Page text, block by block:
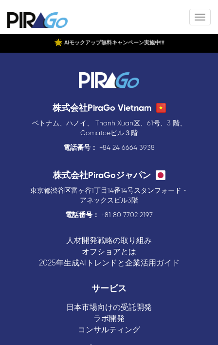
AIモックアップ無料キャンペーン実施中!!!
株式会社PiraGo Vietnam
ベトナム、ハノイ、 Thanh Xuan区、61号、3 階、
Comatceビル３階
電話番号：
+84 24 6664 3938
株式会社PiraGoジャパン
東京都渋谷区富ヶ谷1丁目14番14号スタンフォード・
アネックスビル3階
電話番号：
+81 80 7702 2197
人材開発戦略の取り組み
オフショアとは
2025年生成AIトレンドと企業活用ガイド
サービス
日本市場向けの受託開発
ラボ開発
コンサルティング